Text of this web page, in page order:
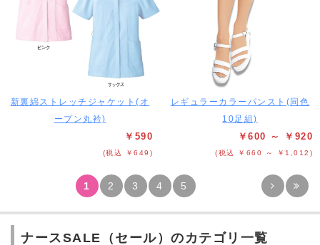
新裏綿ストレッチジャケット(オ
ープン丸衿)
￥590
(税込 ￥649)
レギュラーカラーパンスト(同色
10足組)
￥600 ～ ￥920
(税込 ￥660 ～ ￥1,012)
1 2 3 4 5
ナースSALE（セール）のカテゴリ一覧